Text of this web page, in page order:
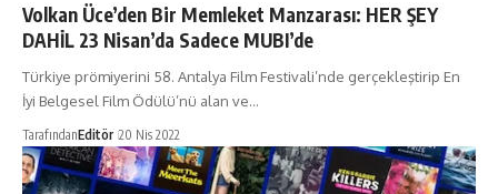
Volkan Üce’den Bir Memleket Manzarası: HER ŞEY
DAHİL 23 Nisan’da Sadece MUBI’de
Türkiye prömiyerini 58. Antalya Film Festivali’nde gerçekleştirip En
İyi Belgesel Film Ödülü’nü alan ve…
TarafındanEditör 20 Nis 2022